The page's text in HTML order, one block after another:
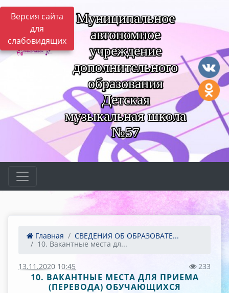
Версия сайта
для
слабовидящих
Муниципальное
автономное
учреждение
дополнительного
образования
Детская
музыкальная школа
№57
Главная
СВЕДЕНИЯ ОБ ОБРАЗОВАТЕ...
10. Вакантные места дл...
13.11.2020 10:45 233
10. ВАКАНТНЫЕ МЕСТА ДЛЯ ПРИЕМА
(ПЕРЕВОДА) ОБУЧАЮЩИХСЯ